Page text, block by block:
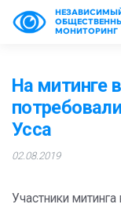
МОНИТОРИНГ
На митинге
Усса
02.08.2019
Участники